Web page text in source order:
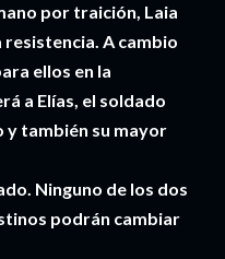
por traición, Laia
resistencia. A cambio
ellos en la
a Elías, el soldado
también su mayor
Ninguno de los dos
podrán cambiar